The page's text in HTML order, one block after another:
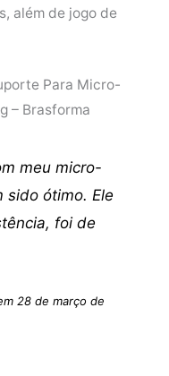
além de jogo de
Para Micro-
– Brasforma
meu micro-
sido ótimo. Ele
foi de
28 de março de